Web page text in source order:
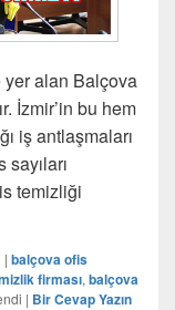
yer alan Balçova
İzmir’in bu hem
iş antlaşmaları
temizliği
Şirketi
| balçova ofis
firması, balçova
| Bir Cevap Yazın